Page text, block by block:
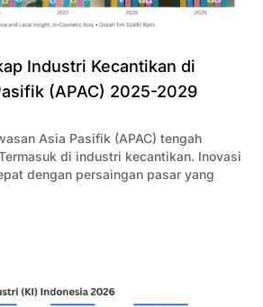
Industri Kecantikan di
(APAC) 2025-2029
Asia Pasifik (APAC) tengah
di industri kecantikan. Inovasi
dengan persaingan pasar yang